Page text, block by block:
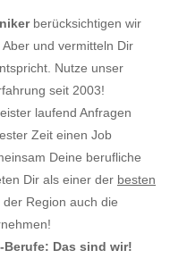
berücksichtigen wir
und vermitteln Dir
Nutze unser
seit 2003!
laufend Anfragen
Zeit einen Job
Deine berufliche
Dir als einer der besten
Region auch die
Das sind wir!